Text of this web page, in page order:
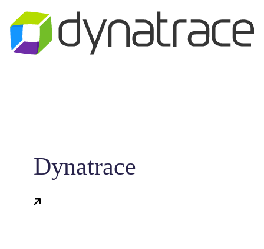
Dynatrace